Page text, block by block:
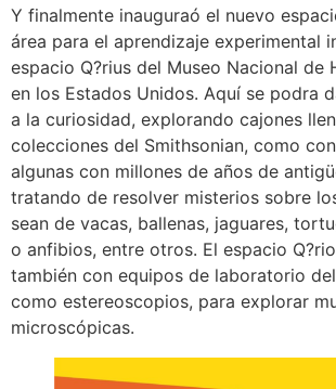
Y finalmente inauguraó el nuevo
área para el aprendizaje experimental
espacio Q?rius del Museo Nacional de
en los Estados Unidos. Aquí se podra
a la curiosidad, explorando cajones
colecciones del Smithsonian, como
algunas con millones de años de
tratando de resolver misterios sobre
sean de vacas, ballenas, jaguares,
o anfibios, entre otros. El espacio
también con equipos de laboratorio
como estereoscopios, para explorar
microscópicas.